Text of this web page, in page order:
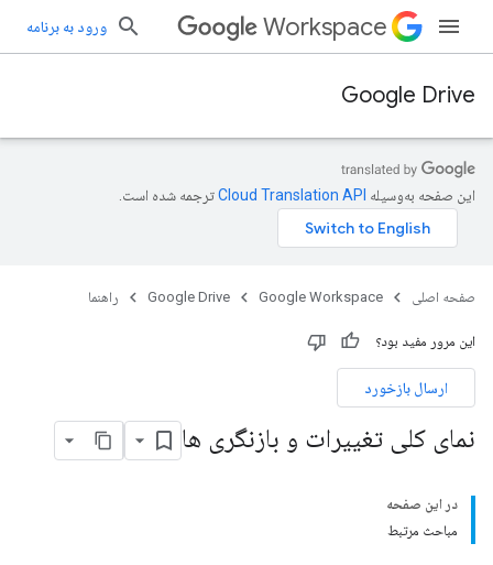
Workspace ورود به برنامه
Google Drive
این صفحه به‌وسیله ترجمه شده است.
صفحه اصلی Google Workspace
Google Drive راهنما
این مرور مفید بود؟
ارسال بازخورد
نمای کلی تغییرات و بازنگری ها
در این صفحه
مباحث مرتبط